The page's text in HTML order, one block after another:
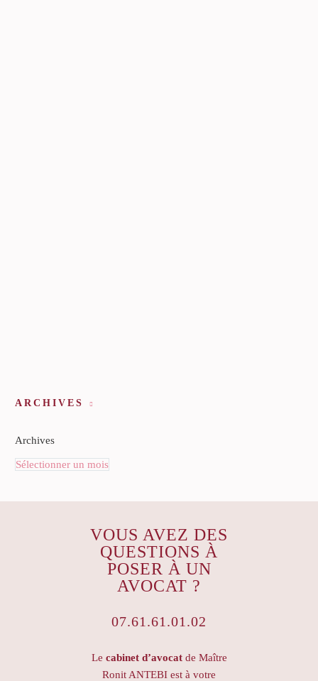
ARCHIVES
Archives
Sélectionner un mois
VOUS AVEZ DES
QUESTIONS À
POSER À UN
AVOCAT ?
07.61.61.01.02
Le cabinet d’avocatde Maître
Ronit ANTEBI est à votre